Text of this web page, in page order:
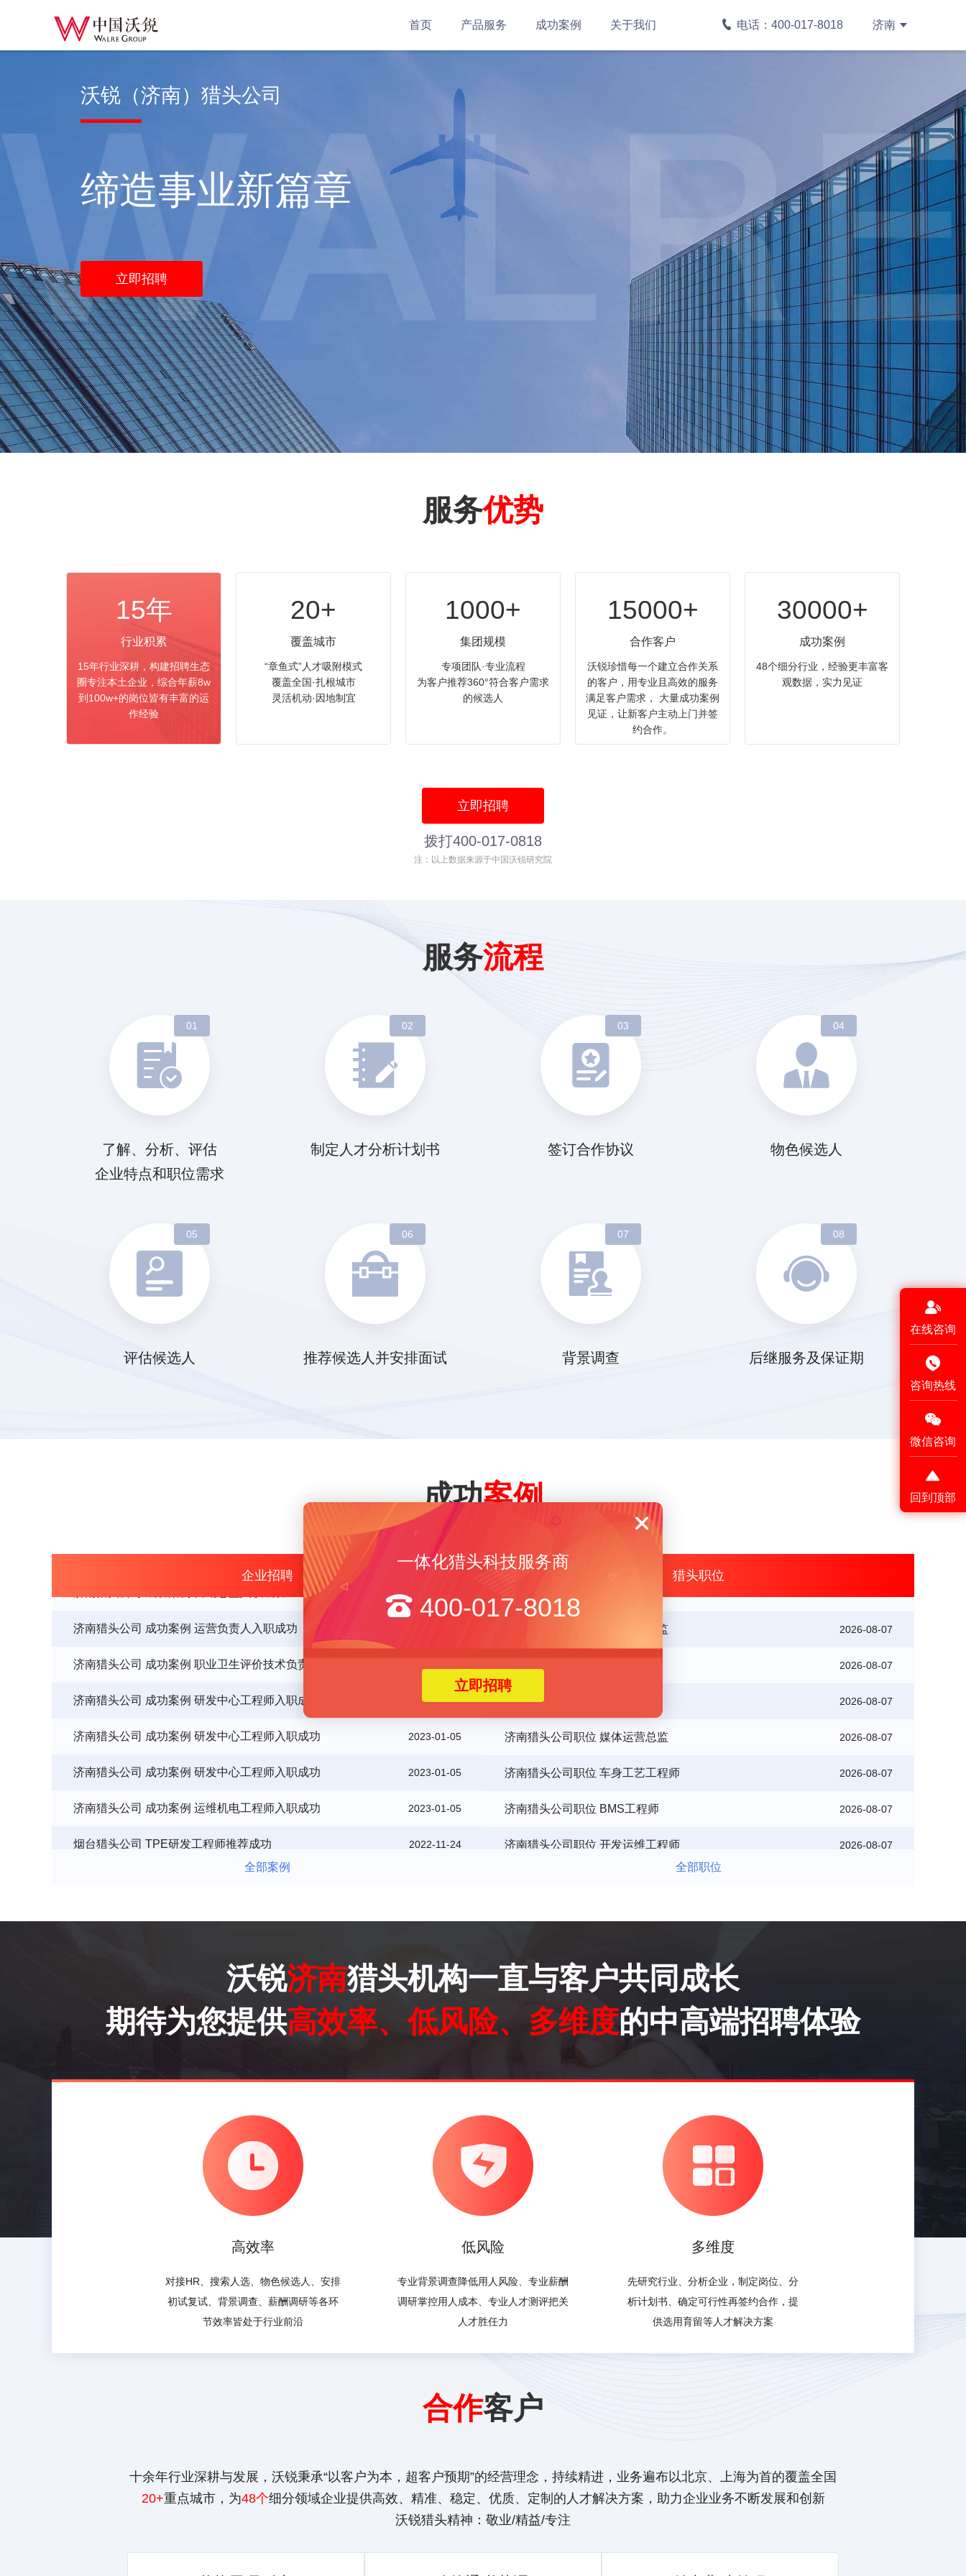
电话：400-017-8018 济南
首页 产品服务 成功案例 关于我们
沃锐（济南）猎头公司
缔造事业新篇章
立即招聘
服务优势
15年
行业积累
15年行业深耕，构建招聘生态
圈专注本土企业，综合年薪8w
到100w+的岗位皆有丰富的运
作经验
20+
覆盖城市
“章鱼式”人才吸附模式
覆盖全国·扎根城市
灵活机动·因地制宜
1000+
集团规模
专项团队·专业流程
为客户推荐360°符合客户需求
的候选人
15000+
合作客户
沃锐珍惜每一个建立合作关系
的客户，用专业且高效的服务
满足客户需求， 大量成功案例
见证，让新客户主动上门并签
约合作。
30000+
成功案例
48个细分行业，经验更丰富客
观数据，实力见证
立即招聘
拨打400-017-0818
注：以上数据来源于中国沃锐研究院
服务流程
01
了解、分析、评估
企业特点和职位需求
02
制定人才分析计划书
03
签订合作协议
04
物色候选人
05
评估候选人
06
推荐候选人并安排面试
07
背景调查
08
后继服务及保证期
成功案例
企业招聘
济南猎头公司 成功案例 运营负责人入职成功
济南猎头公司 成功案例 职业卫生评价技术负责人入职成功 2023-01-13
2023-01-05
济南猎头公司 成功案例 运营负责人入职成功
济南猎头公司 成功案例 研发中心工程师入职成功 2023-01-05
济南猎头公司 成功案例 研发中心工程师入职成功 2023-01-05
烟台猎头公司 TPE研发工程师推荐成功
济南猎头公司 成功案例 营销总监入职成功 2022-11-02
全部案例
猎头职位
济南猎头公司职位 市场运营总监
济南猎头公司职位 业务总监
济南猎头公司职位 媒体运营总监
济南猎头公司职位 媒体运营总监
济南猎头公司职位 车身工艺工程师 2026-08-07
济南猎头公司职位 区域经理
全部职位
沃锐济南猎头机构一直与客户共同成长
期待为您提供高效率、低风险、多维度的中高端招聘体验
高效率
对接HR、搜索人选、物色候选人、安排
初试复试、背景调查、薪酬调研等各环
节效率皆处于行业前沿
低风险
专业背景调查降低用人风险、专业薪酬
调研掌控用人成本、专业人才测评把关
人才胜任力
多维度
先研究行业、分析企业，制定岗位、分
析计划书、确定可行性再签约合作，提
供选用育留等人才解决方案
合作客户
十余年行业深耕与发展，沃锐秉承“以客户为本，超客户预期”的经营理念，持续精进，业务遍布以北京、上海为首的覆盖全国
20+重点城市，为48个细分领域企业提供高效、精准、稳定、优质、定制的人才解决方案，助力企业业务不断发展和创新
沃锐猎头精神：敬业/精益/专注
在线咨询
咨询热线
微信咨询
回到顶部
一体化猎头科技服务商
400-017-8018
立即招聘